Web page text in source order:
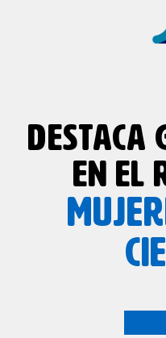
DESTACA
EN EL